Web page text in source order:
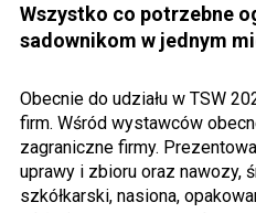
Wszystko co potrzebne
sadownikom w jednym
Obecnie do udziału w TSW
firm. Wśród wystawców
zagraniczne firmy.
uprawy i zbioru oraz nawozy,
szkółkarski, nasiona,